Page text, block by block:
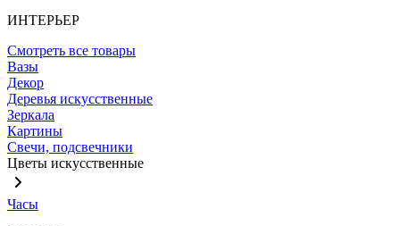
ИНТЕРЬЕР
Смотреть все товары
Вазы
Декор
Деревья искусственные
Зеркала
Картины
Свечи, подсвечники
Цветы искусственные
Часы